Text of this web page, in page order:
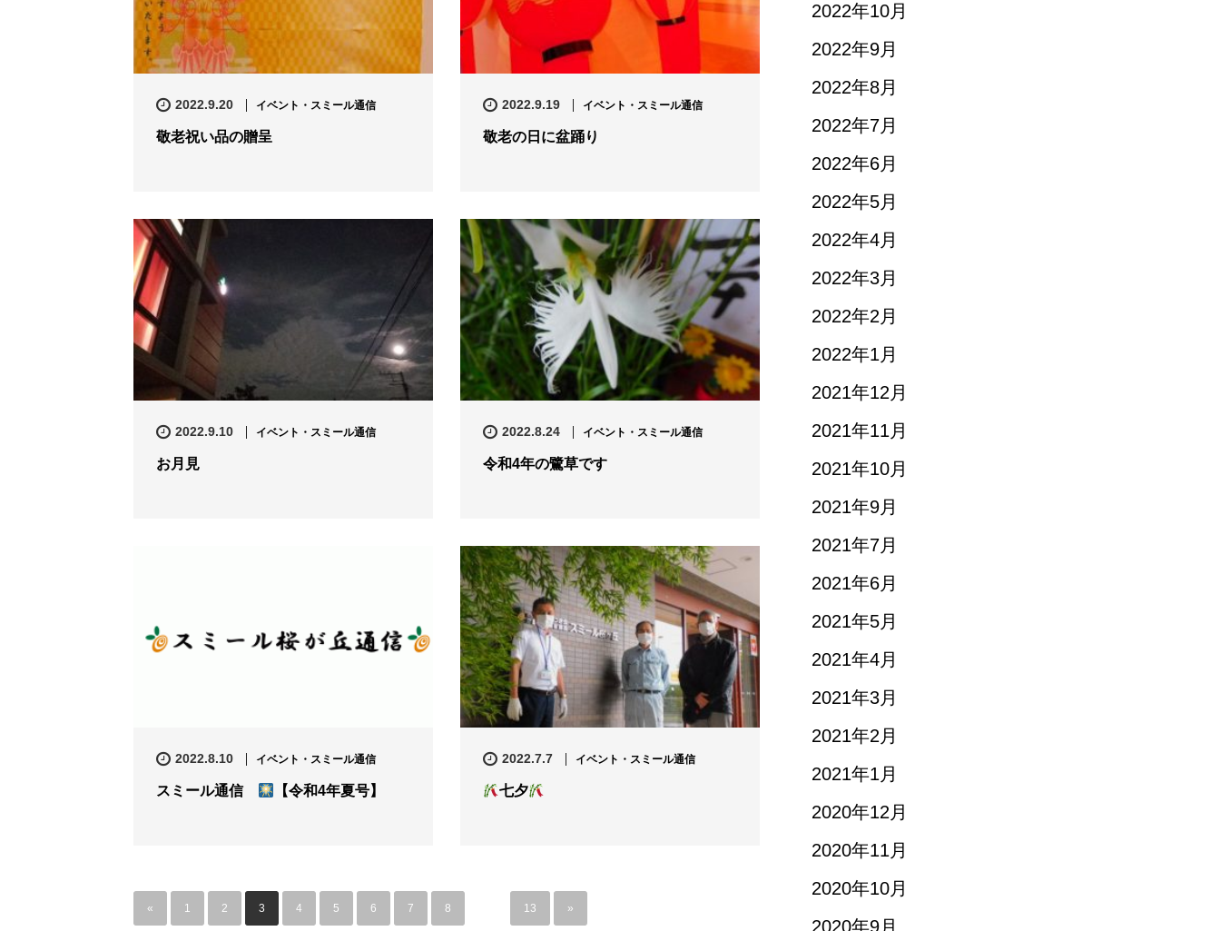
2022.9.20 イベント・スミール通信
敬老祝い品の贈呈
2022.9.19 イベント・スミール通信
敬老の日に盆踊り
2022.9.10 イベント・スミール通信
お月見
2022.8.24 イベント・スミール通信
令和4年の鷺草です
2022.8.10 イベント・スミール通信
スミール通信 【令和4年夏号】
2022.7.7 イベント・スミール通信
七夕
« 1 2 3 4 5 6 7 8 13 »
2022年10月
2022年9月
2022年8月
2022年7月
2022年6月
2022年5月
2022年4月
2022年3月
2022年2月
2022年1月
2021年12月
2021年11月
2021年10月
2021年9月
2021年7月
2021年6月
2021年5月
2021年4月
2021年3月
2021年2月
2021年1月
2020年12月
2020年11月
2020年10月
2020年9月